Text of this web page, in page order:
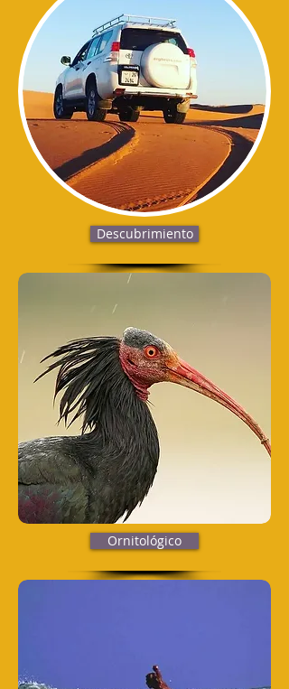
Descubrimiento
Ornitológico